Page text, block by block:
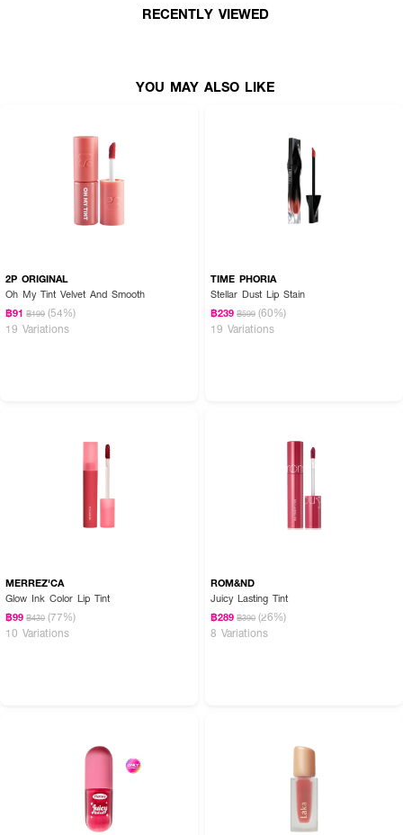
RECENTLY VIEWED
YOU MAY ALSO LIKE
2P ORIGINAL
Oh My Tint Velvet And Smooth
฿91 ฿199 (54%)
19 Variations
TIME PHORIA
Stellar Dust Lip Stain
฿239 ฿599 (60%)
19 Variations
MERREZ'CA
Glow Ink Color Lip Tint
฿99 ฿430 (77%)
10 Variations
ROM&ND
Juicy Lasting Tint
฿289 ฿390 (26%)
8 Variations